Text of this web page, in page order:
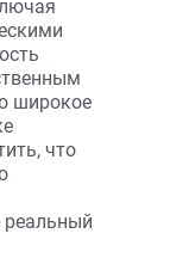
широкое
что
реальный